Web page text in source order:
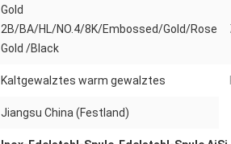
Gold
2B/BA/HL/NO.4/8K/Embossed/Gold/Rose
Gold /Black
Kaltgewalztes warm gewalztes
Jiangsu China (Festland)